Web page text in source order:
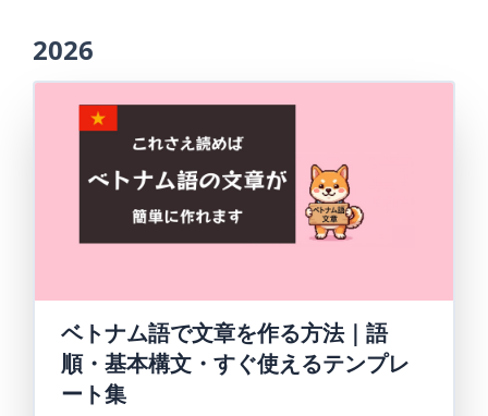
2026
ベトナム語で文章を作る方法｜語
順・基本構文・すぐ使えるテンプレ
ート集